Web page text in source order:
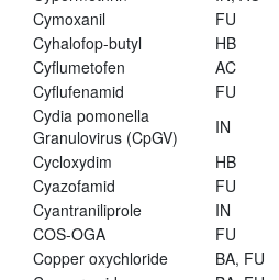
Cymoxanil
FU
Cyhalofop-butyl
HB
Cyflumetofen
AC
Cyflufenamid
FU
Cydia pomonella
Granulovirus (CpGV)
IN
Cycloxydim
HB
Cyazofamid
FU
Cyantraniliprole
IN
COS-OGA
FU
Copper oxychloride
BA, FU